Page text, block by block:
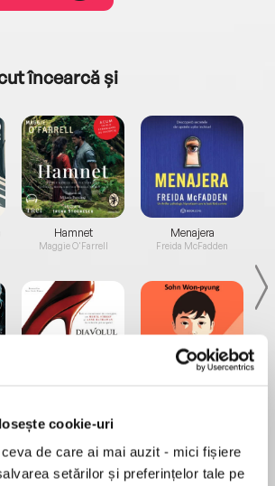
cookie-uri
de care ai mai auzit - mici fișiere
setărilor și preferințelor tale pe
încearcă și
Hamnet
Maggie O'Farrell
Menajera
Freida McFadden